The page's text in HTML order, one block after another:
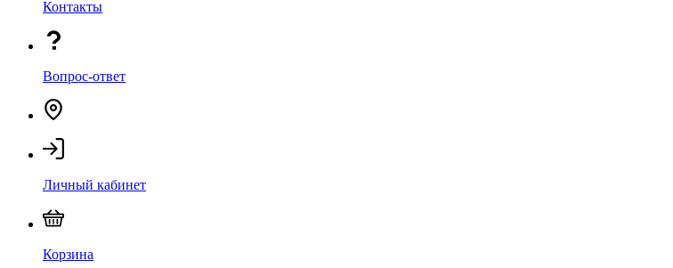
Контакты
Вопрос-ответ
Личный кабинет
Корзина